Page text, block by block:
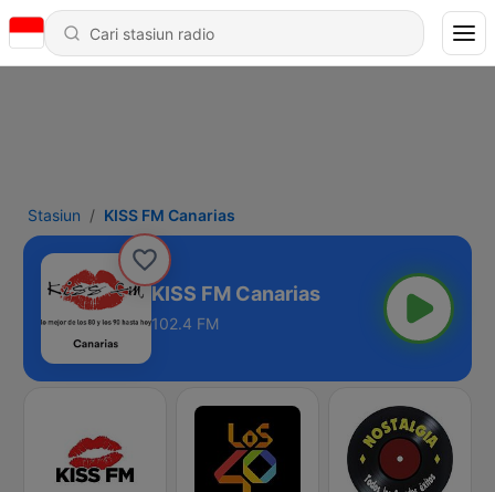
Stasiun KISS FM Canarias
KISS FM Canarias
102.4 FM